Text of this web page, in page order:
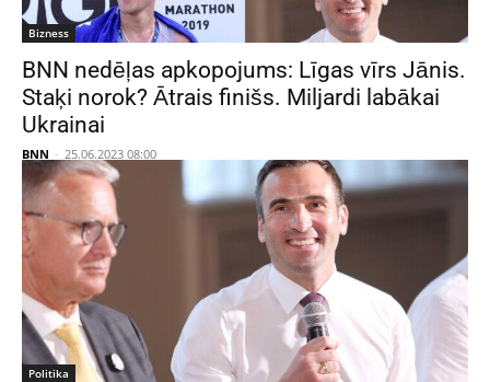
Bizness
BNN nedēļas apkopojums: Līgas vīrs Jānis.
Staķi norok? Ātrais finišs. Miljardi labākai
Ukrainai
BNN - 25.06.2023 08:00
Politika